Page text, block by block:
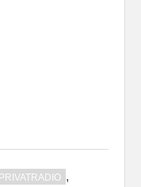
PRIVATRADIO ,